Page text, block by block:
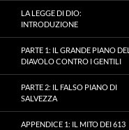
LA LEGGE DI DIO:
INTRODUZIONE
PARTE 1: IL GRANDE PIANO DEL
DIAVOLO CONTRO I GENTILI
PARTE 2: IL FALSO PIANO DI
SALVEZZA
APPENDICE 1: IL MITO DEI 613